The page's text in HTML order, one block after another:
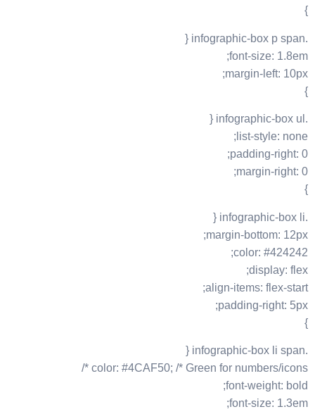
}
.infographic-box p span {
font-size: 1.8em;
margin-left: 10px;
}
.infographic-box ul {
list-style: none;
padding-right: 0;
margin-right: 0;
}
.infographic-box li {
margin-bottom: 12px;
color: #424242;
display: flex;
align-items: flex-start;
padding-right: 5px;
}
.infographic-box li span {
color: #4CAF50; /* Green for numbers/icons */
font-weight: bold;
font-size: 1.3em;